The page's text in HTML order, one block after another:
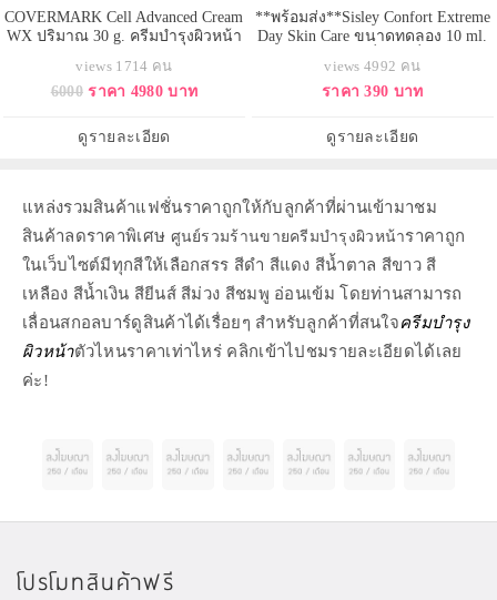
COVERMARK Cell Advanced Cream
WX ปริมาณ 30 g. ครีมบำรุงผิวหน้า
สภาพผิวหลังการบำรุงด้วยโลชั่น
และเซรั่ม คงความกระชับและความ
สัมผัสเนียนนุ่ม ไม่เหนียวเหนอะหนะ
เกลี่ยได้ง่าย
views 1714 คน
6000 ราคา 4980 บาท
ดูรายละเอียด
**พร้อมส่ง**Sisley Confort Extreme
Day Skin Care ขนาดทดลอง 10 ml.
ชื่นสดใส เหมาะสำหรับผิวแห้งและ
แพ้ง่าย
views 4992 คน
ราคา 390 บาท
ดูรายละเอียด
แหล่งรวมสินค้าแฟชั่นราคาถูกให้กับลูกค้าที่ผ่านเข้ามาชม
สินค้าลดราคาพิเศษ ศูนย์รวมร้านขายครีมบำรุงผิวหน้าราคาถูก
ในเว็บไซต์มีทุกสีให้เลือกสรร สีดำ สีแดง สีน้ำตาล สีขาว สี
เหลือง สีน้ำเงิน สียีนส์ สีม่วง สีชมพู อ่อนเข้ม โดยท่านสามารถ
เลื่อนสกอลบาร์ดูสินค้าได้เรื่อยๆ สำหรับลูกค้าที่สนใจครีมบำรุง
ผิวหน้าตัวไหนราคาเท่าไหร่ คลิกเข้าไปชมรายละเอียดได้เลย
ค่ะ!
โปรโมทสินค้าฟรี